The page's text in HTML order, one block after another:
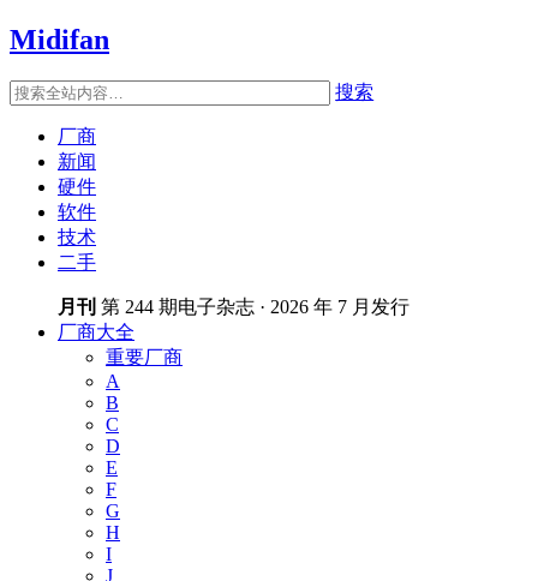
Midifan
搜索
厂商
新闻
硬件
软件
技术
二手
月刊 第 244 期电子杂志 · 2026 年 7 月发行
厂商大全
重要厂商
A
B
C
D
E
F
G
H
I
J